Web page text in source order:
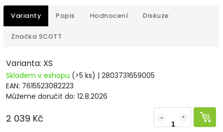
Varianty Popis Hodnocení Diskuze
Značka SCOTT
Varianta: XS
Skladem v eshopu (>5 ks) | 2803731659005
EAN: 7615523082223
Můžeme doručit do: 12.8.2026
2 039 Kč